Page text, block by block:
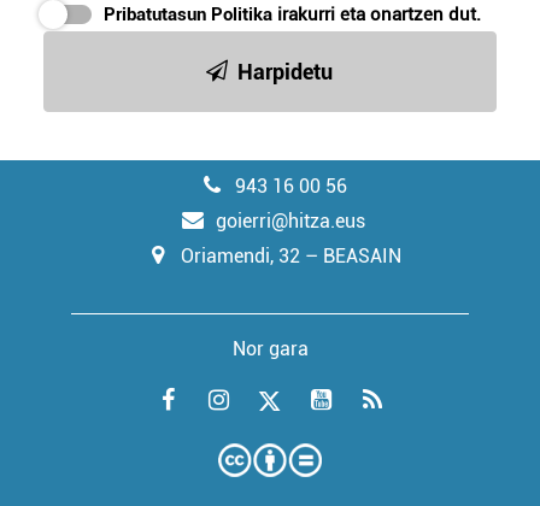
Pribatutasun Politika irakurri eta onartzen dut.
Harpidetu
943 16 00 56
goierri@hitza.eus
Oriamendi, 32 – BEASAIN
Nor gara